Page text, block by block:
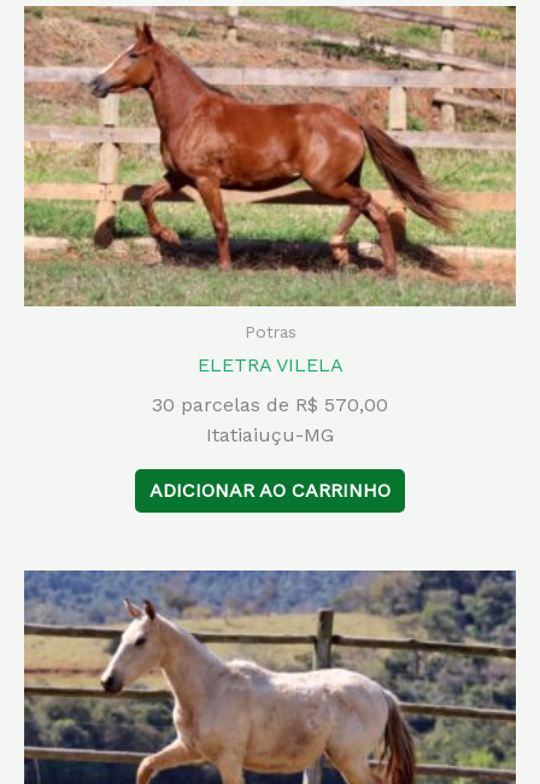
Potras
ELETRA VILELA
30 parcelas de R$ 570,00
Itatiaiuçu-MG
ADICIONAR AO CARRINHO